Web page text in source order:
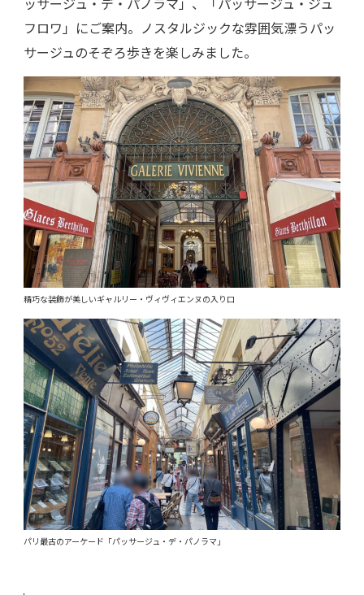
フロワ」にご案内。ノスタルジックな雰囲気漂うパッ
サージュのそぞろ歩きを楽しみました。
精巧な装飾が美しいギャルリー・ヴィヴィエンヌの入り口
パリ最古のアーケード「パッサージュ・デ・パノラマ」